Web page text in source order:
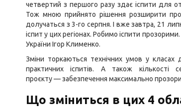
четвертий з першого разу здає іспити для
Тож мною прийнято рішення розширити
долучаться з 3-го серпня. І вже завтра, 21
іспит у цих регіонах. Робимо іспити
України Ігор Клименко.
Зміни торкаються технічних умов у класах
практичних іспитів. А також кількості
проєкту — забезпечення максимально
Що зміниться в цих 4